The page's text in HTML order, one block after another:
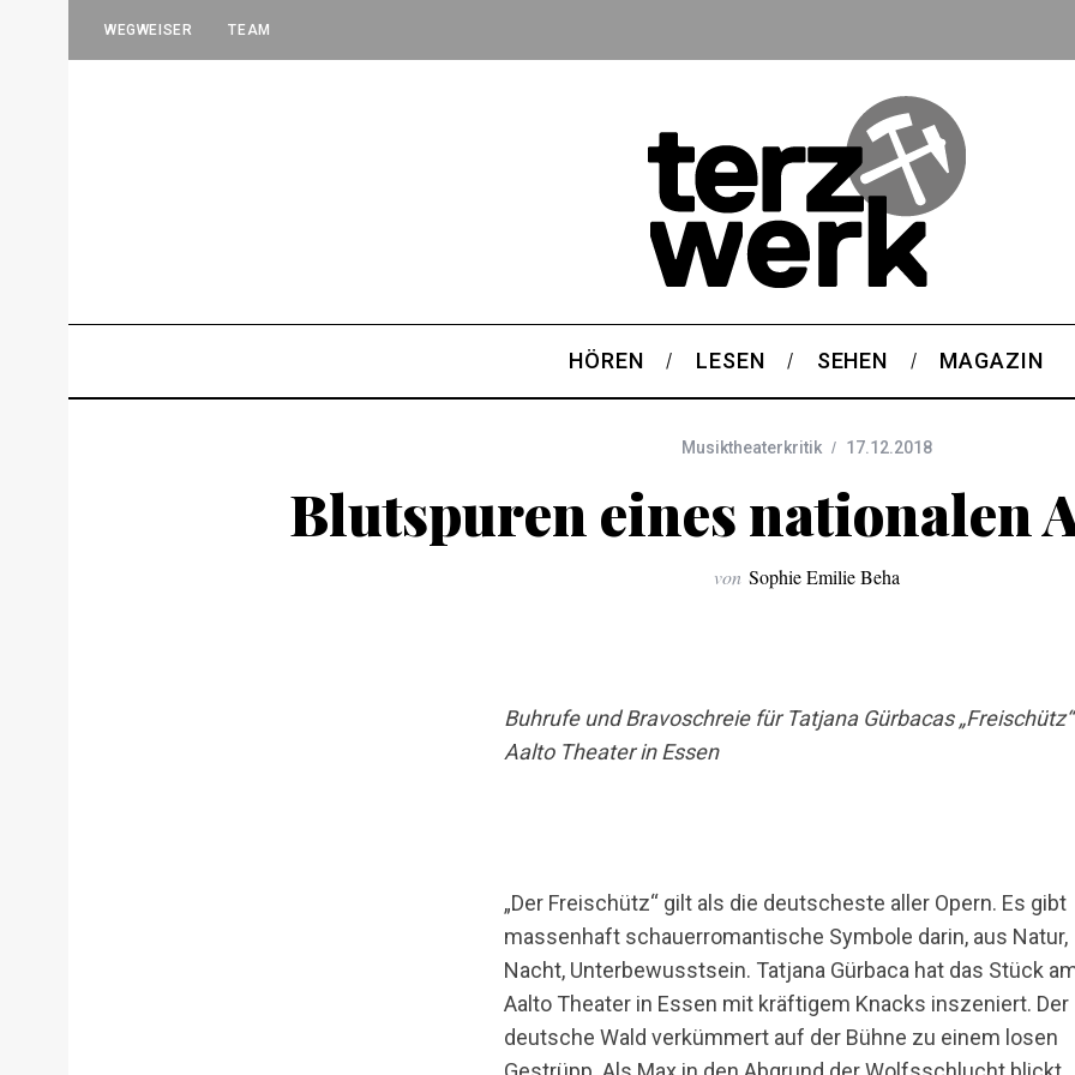
WEGWEISER TEAM
HÖREN LESEN SEHEN MAGAZIN
Musiktheaterkritik 17.12.2018
Blutspuren eines nationalen
von Sophie Emilie Beha
Buhrufe und Bravoschreie für Tatjana Gürbacas
Aalto Theater in Essen
„Der Freischütz“ gilt als die deutscheste aller Opern. Es gibt
massenhaft schauerromantische Symbole darin, aus Natur,
Nacht, Unterbewusstsein. Tatjana Gürbaca hat das Stück
Aalto Theater in Essen mit kräftigem Knacks inszeniert. Der
deutsche Wald verkümmert auf der Bühne zu einem losen